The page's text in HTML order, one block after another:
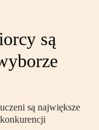
są
są największe